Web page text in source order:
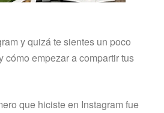
y quizá te sientes un poco
cómo empezar a compartir tus
que hiciste en Instagram fue